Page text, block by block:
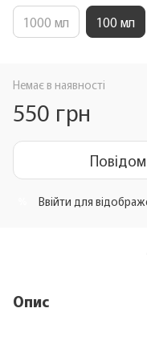
1000 мл 100 мл
Немає в наявності
550 грн
Ввійти для
Опис